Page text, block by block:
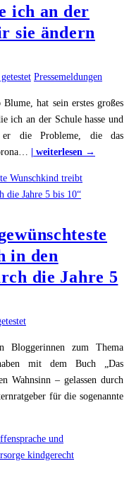
ich an der
sie ändern
Pressemeldungen
hat sein erstes großes
ich an der Schule hasse und
die Probleme, die das
| weiterlesen →
„10
ich
hasse
und
wie
wir
in den
die Jahre 5
Bloggerinnen zum Thema
mit dem Buch „Das
Wahnsinn – gelassen durch
für die sogenannte